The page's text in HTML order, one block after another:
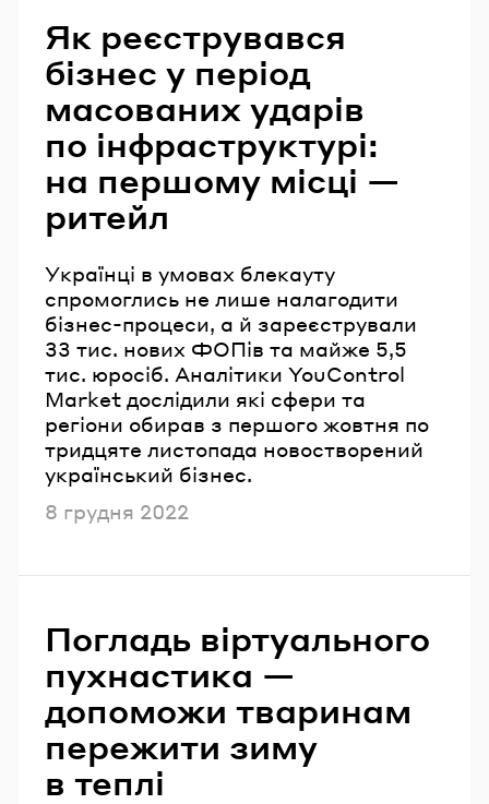
Як реєструвався
бізнес у період
масованих ударів
по інфраструктурі:
на першому місці —
ритейл
Українці в умовах блекауту
спромоглись не лише налагодити
бізнес-процеси, а й зареєстрували
33 тис. нових ФОПів та майже 5,5
тис. юросіб. Аналітики YouControl
Market дослідили які сфери та
регіони обирав з першого жовтня по
тридцяте листопада новостворений
український бізнес.
Опубліковано
8 грудня 2022
Погладь віртуального
пухнастика —
допоможи тваринам
пережити зиму
в теплі